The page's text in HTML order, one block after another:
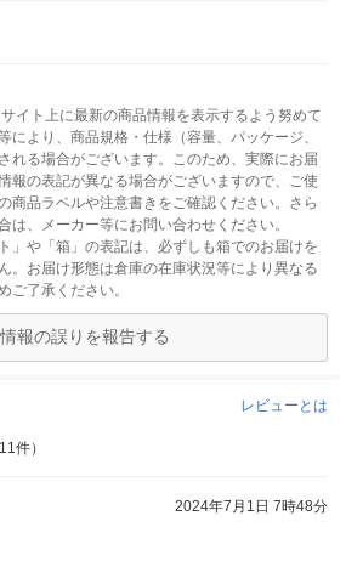
イト上に最新の商品情報を表示するよう努めて
により、商品規格・仕様（容量、パッケージ、
れる場合がございます。このため、実際にお届
報の表記が異なる場合がございますので、ご使
商品ラベルや注意書きをご確認ください。さら
は、メーカー等にお問い合わせください。
」や「箱」の表記は、必ずしも箱でのお届けを
。お届け形態は倉庫の在庫状況等により異なる
ご了承ください。
報の誤りを報告する
レビューとは
11件）
2024年7月1日 7時48分